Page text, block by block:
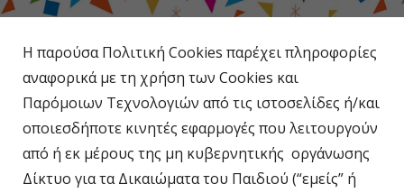
Η παρούσα Πολιτική Cookies παρέχει πληροφορίες
αναφορικά με τη χρήση των Cookies και
Παρόμοιων Τεχνολογιών από τις ιστοσελίδες ή/και
οποιεσδήποτε κινητές εφαρμογές που λειτουργούν
από ή εκ μέρους της μη κυβερνητικής οργάνωσης
Δίκτυο για τα Δικαιώματα του Παιδιού (“εμείς” ή